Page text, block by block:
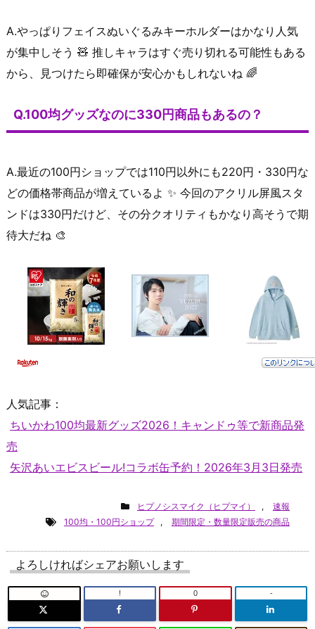
A.やっぱりフェイスぬいぐるみキーホルダーはかなり人気
が集中しそう 🧸 推しキャラはすぐ売り切れる可能性もある
から、見つけたら即確保が安心かもしれないね 🌈
Q.100均グッズなのに330円商品もあるの？
A.最近の100円ショップでは110円以外にも220円・330円な
どの価格帯商品が増えているよ ✨ 今回のアクリル屏風スタ
ンドは330円だけど、その分クオリティもかなり高そうで期
待大だね 🎨
人気記事：
ちいかわ100均最新グッズ2026！キャンドゥ等で新商品発
売
矢沢あいエビスビール!コラボ缶予約！2026年3月3日発売
ヒプノシスマイク（ヒプマイ） ,
速報
100均・100円ショップ
, 期間限定・数量限定販売の商品
よろしければシェアお願いします
! 0 -